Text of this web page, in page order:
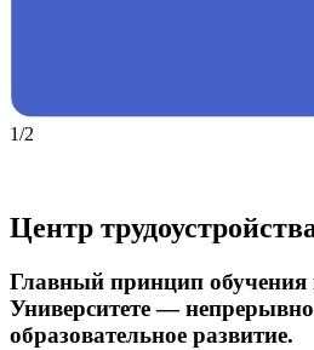
1/2
Центр
Главный принцип
Университете —
образовательное развитие.